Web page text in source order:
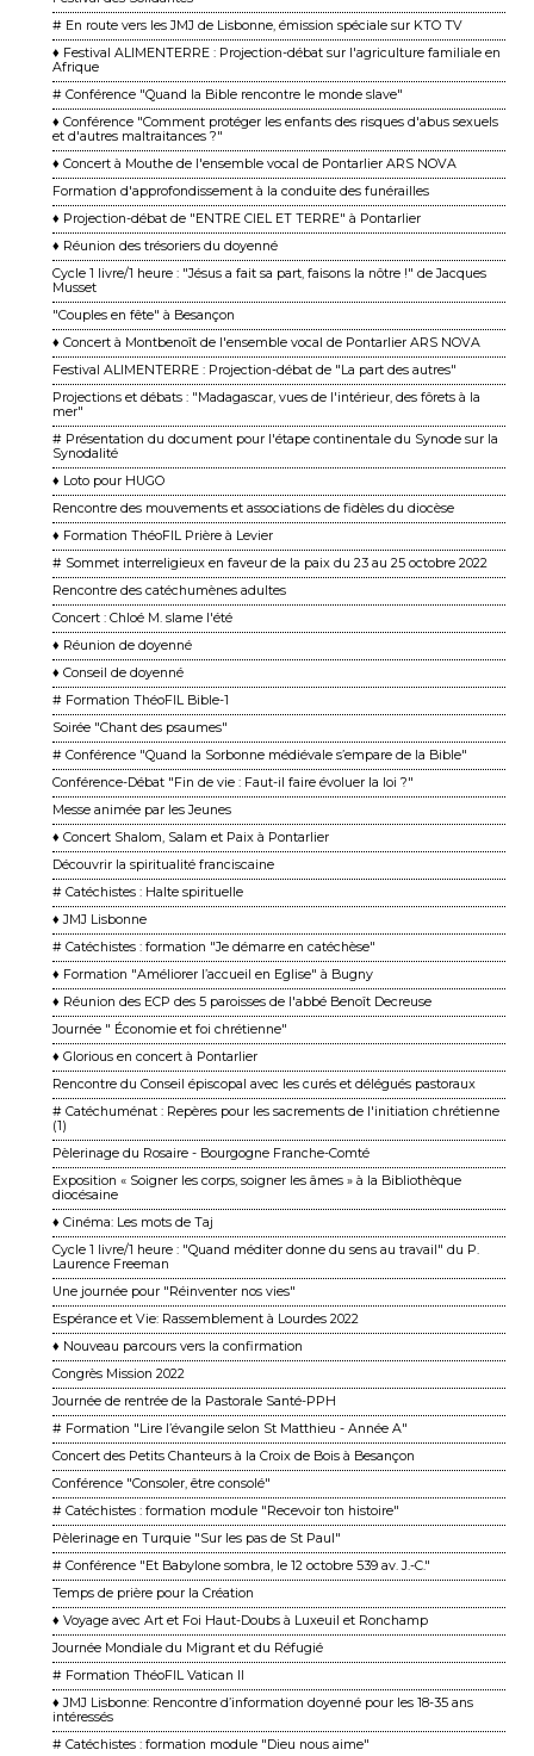
# En route vers les JMJ de Lisbonne, émission spéciale sur KTO TV
♦ Festival ALIMENTERRE : Projection-débat sur l'agriculture familiale en
Afrique
# Conférence "Quand la Bible rencontre le monde slave"
♦ Conférence "Comment protéger les enfants des risques d'abus sexuels
et d'autres maltraitances ?"
♦ Concert à Mouthe de l'ensemble vocal de Pontarlier ARS NOVA
Formation d'approfondissement à la conduite des funérailles
♦ Projection-débat de "ENTRE CIEL ET TERRE" à Pontarlier
♦ Réunion des trésoriers du doyenné
Cycle 1 livre/1 heure : "Jésus a fait sa part, faisons la nôtre !" de Jacques
Musset
"Couples en fête" à Besançon
♦ Concert à Montbenoît de l'ensemble vocal de Pontarlier ARS NOVA
Festival ALIMENTERRE : Projection-débat de "La part des autres"
Projections et débats : "Madagascar, vues de l'intérieur, des fôrets à la
mer"
# Présentation du document pour l'étape continentale du Synode sur la
Synodalité
♦ Loto pour HUGO
Rencontre des mouvements et associations de fidèles du diocèse
♦ Formation ThéoFIL Prière à Levier
# Sommet interreligieux en faveur de la paix du 23 au 25 octobre 2022
Rencontre des catéchumènes adultes
Concert : Chloé M. slame l'été
♦ Réunion de doyenné
♦ Conseil de doyenné
# Formation ThéoFIL Bible-1
Soirée "Chant des psaumes"
# Conférence "Quand la Sorbonne médiévale s’empare de la Bible"
Conférence-Débat "Fin de vie : Faut-il faire évoluer la loi ?"
Messe animée par les Jeunes
♦ Concert Shalom, Salam et Paix à Pontarlier
Découvrir la spiritualité franciscaine
# Catéchistes : Halte spirituelle
♦ JMJ Lisbonne
# Catéchistes : formation "Je démarre en catéchèse"
♦ Formation "Améliorer l’accueil en Eglise" à Bugny
♦ Réunion des ECP des 5 paroisses de l'abbé Benoît Decreuse
Journée " Économie et foi chrétienne"
♦ Glorious en concert à Pontarlier
Rencontre du Conseil épiscopal avec les curés et délégués pastoraux
# Catéchuménat : Repères pour les sacrements de l'initiation chrétienne
(1)
Pèlerinage du Rosaire - Bourgogne Franche-Comté
Exposition « Soigner les corps, soigner les âmes » à la Bibliothèque
diocésaine
♦ Cinéma: Les mots de Taj
Cycle 1 livre/1 heure : "Quand méditer donne du sens au travail" du P.
Laurence Freeman
Une journée pour "Réinventer nos vies"
Espérance et Vie: Rassemblement à Lourdes 2022
♦ Nouveau parcours vers la confirmation
Congrès Mission 2022
Journée de rentrée de la Pastorale Santé-PPH
# Formation "Lire l’évangile selon St Matthieu - Année A"
Concert des Petits Chanteurs à la Croix de Bois à Besançon
Conférence "Consoler, être consolé"
# Catéchistes : formation module "Recevoir ton histoire"
Pèlerinage en Turquie "Sur les pas de St Paul"
# Conférence "Et Babylone sombra, le 12 octobre 539 av. J.-C."
Temps de prière pour la Création
♦ Voyage avec Art et Foi Haut-Doubs à Luxeuil et Ronchamp
Journée Mondiale du Migrant et du Réfugié
# Formation ThéoFIL Vatican II
♦ JMJ Lisbonne: Rencontre d’information doyenné pour les 18-35 ans
intéressés
# Catéchistes : formation module "Dieu nous aime"